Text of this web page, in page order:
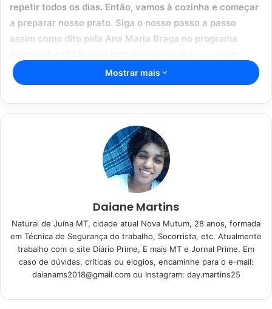
repetir todos os dias. Então, vamos à cozinha e começar
a preparar nosso prato. Siga o nosso passo a passo
assim como dito pela Ana Maria Braga no programa
27/06/2023
Artigos relacionados
O prato que vai conquistar o seu
paladar: macarrão com creme de
batata
16/06/2023
Parmegiana de Frango: a escolha
certa para um almoço ou jantar
prático e cheio de sabor
15/06/2023
Mostrar mais
Daiane Martins
Natural de Juína MT, cidade atual Nova Mutum, 28 anos, formada
em Técnica de Segurança do trabalho, Socorrista, etc. Atualmente
trabalho com o site Diário Prime, E mais MT e Jornal Prime. Em
caso de dúvidas, críticas ou elogios, encaminhe para o e-mail:
daianams2018@gmail.comou Instagram: day.martins25